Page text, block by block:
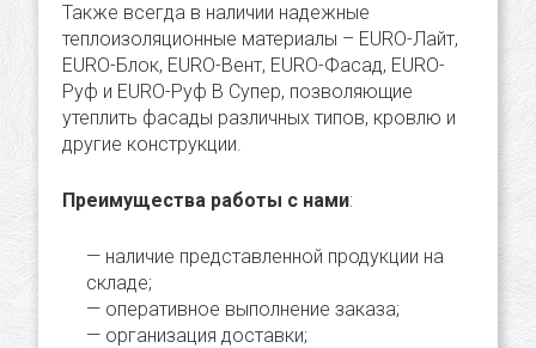
Также всегда в наличии надежные
теплоизоляционные материалы – EURO-Лайт,
EURO-Блок, EURO-Вент, EURO-Фасад, EURO-
Руф и EURO-Руф В Супер, позволяющие
утеплить фасады различных типов, кровлю и
другие конструкции.
Преимущества работы с нами:
наличие представленной продукции на
складе;
оперативное выполнение заказа;
организация доставки;